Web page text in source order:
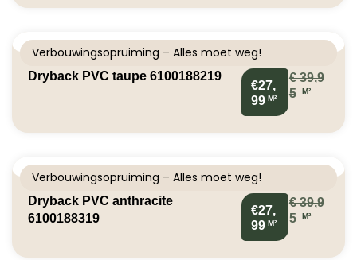
Verbouwingsopruiming – Alles moet weg!
Dryback PVC taupe 6100188219
€27,
99 M²
€39,9
5
M²
Verbouwingsopruiming – Alles moet weg!
Dryback PVC anthracite
6100188319
€27,
99 M²
€39,9
5
M²